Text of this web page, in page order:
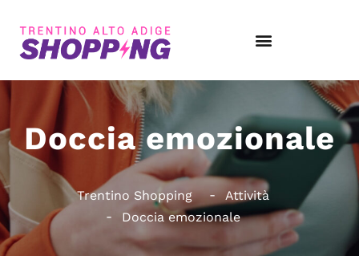
Doccia emozionale
Trentino Shopping
Attività
Doccia emozionale